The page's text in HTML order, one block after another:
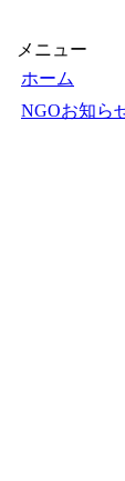
メニュー
ホーム
NGOお知ら